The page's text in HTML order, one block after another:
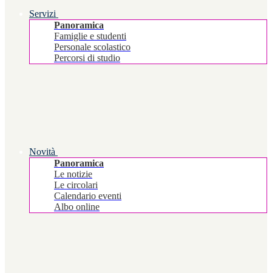
Servizi
Panoramica
Famiglie e studenti
Personale scolastico
Percorsi di studio
Novità
Panoramica
Le notizie
Le circolari
Calendario eventi
Albo online